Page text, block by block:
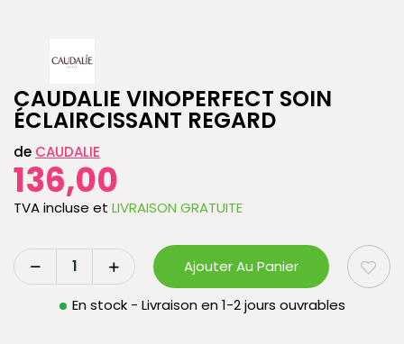
CAUDALIE VINOPERFECT SOIN
ÉCLAIRCISSANT REGARD
de CAUDALIE
136,00
TVA incluse et LIVRAISON GRATUITE
Ajouter Au Panier
En stock - Livraison en 1-2 jours ouvrables